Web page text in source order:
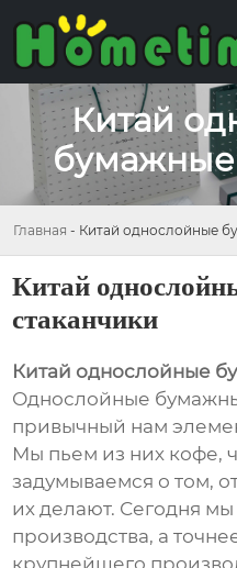
Китай
бумажные
Главная - Китай однослойные
Китай
стаканчики
Китай однослойные
Однослойные
привычный нам
Мы пьем из них кофе,
задумываемся о том,
их делают. Сегодня мы
производства, а